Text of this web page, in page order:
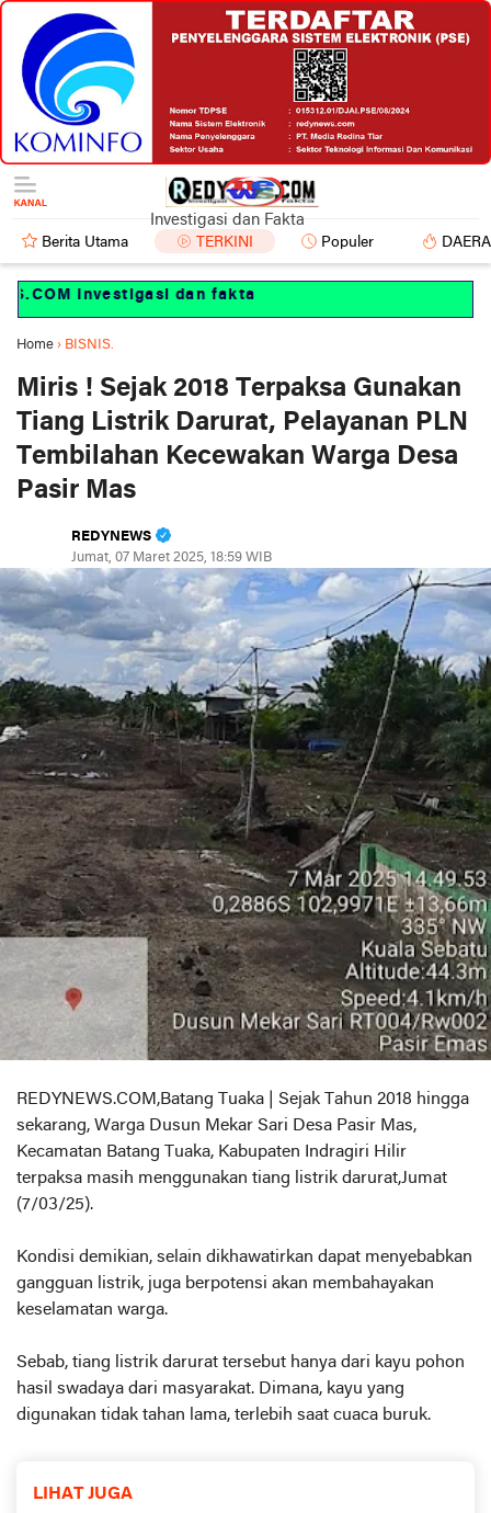
Investigasi dan Fakta
Berita Utama TERKINI Populer
Investigasi dan fakta
Home › BISNIS.
Miris ! Sejak 2018 Terpaksa Gunakan
Tiang Listrik Darurat, Pelayanan PLN
Tembilahan Kecewakan Warga Desa
Pasir Mas
REDYNEWS
Jumat, 07 Maret 2025, 18:59 WIB
REDYNEWS.COM,Batang Tuaka | Sejak Tahun 2018 hingga
sekarang, Warga Dusun Mekar Sari Desa Pasir Mas,
Kecamatan Batang Tuaka, Kabupaten Indragiri Hilir
terpaksa masih menggunakan tiang listrik darurat,Jumat
(7/03/25).
Kondisi demikian, selain dikhawatirkan dapat menyebabkan
gangguan listrik, juga berpotensi akan membahayakan
keselamatan warga.
Sebab, tiang listrik darurat tersebut hanya dari kayu pohon
hasil swadaya dari masyarakat. Dimana, kayu yang
digunakan tidak tahan lama, terlebih saat cuaca buruk.
LIHAT JUGA